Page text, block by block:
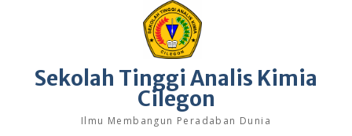
Sekolah Tinggi Analis Kimia
Cilegon
Ilmu Membangun Peradaban Dunia